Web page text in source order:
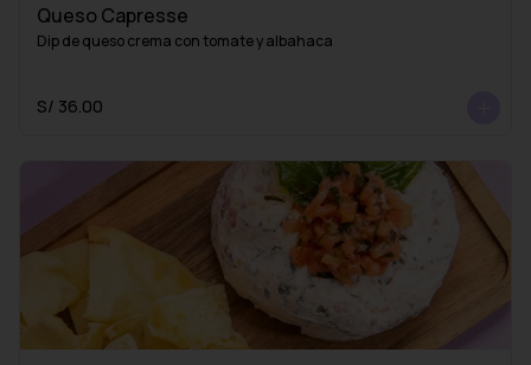
Queso Capresse
Dip de queso crema con tomate y albahaca
S/ 36.00